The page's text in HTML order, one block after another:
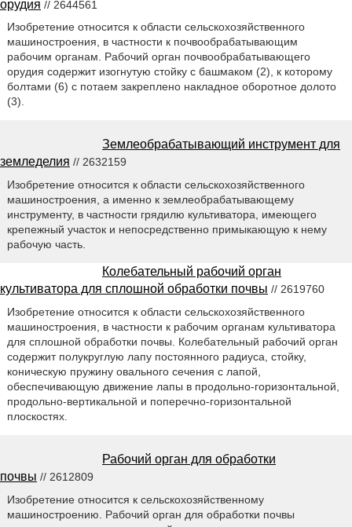
орудия // 2644561
Изобретение относится к области сельскохозяйственного
машиностроения, в частности к почвообрабатывающим
рабочим органам. Рабочий орган почвообрабатывающего
орудия содержит изогнутую стойку с башмаком (2), к которому
болтами (6) с потаем закреплено накладное оборотное долото
(3).
Землеобрабатывающий инструмент для
земледелия // 2632159
Изобретение относится к области сельскохозяйственного
машиностроения, а именно к землеобрабатывающему
инструменту, в частности грядилю культиватора, имеющего
крепежный участок и непосредственно примыкающую к нему
рабочую часть.
Колебательный рабочий орган
культиватора для сплошной обработки почвы // 2619760
Изобретение относится к области сельскохозяйственного
машиностроения, в частности к рабочим органам культиватора
для сплошной обработки почвы. Колебательный рабочий орган
содержит полукруглую лапу постоянного радиуса, стойку,
коническую пружину овального сечения с лапой,
обеспечивающую движение лапы в продольно-горизонтальной,
продольно-вертикальной и поперечно-горизонтальной
плоскостях.
Рабочий орган для обработки
почвы // 2612809
Изобретение относится к сельскохозяйственному
машиностроению. Рабочий орган для обработки почвы